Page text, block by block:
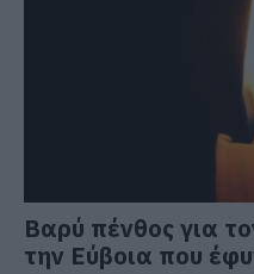
Βαρύ πένθος για
την Εύβοια που